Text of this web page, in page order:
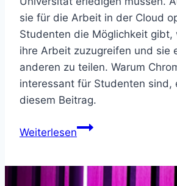
sie für die Arbeit in der Cloud
Studenten die Möglichkeit gibt,
ihre Arbeit zuzugreifen und sie
anderen zu teilen. Warum
interessant für Studenten sind,
diesem Beitrag.
WeiterlesenChromebook
und